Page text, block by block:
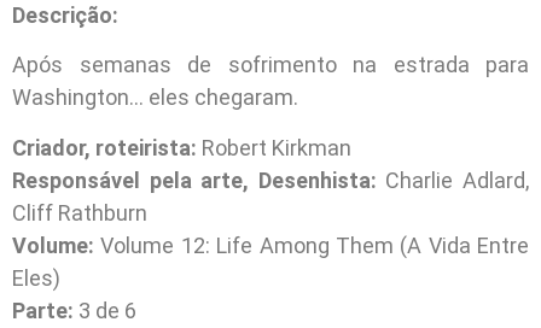
Descrição:
Após semanas de sofrimento na estrada para
Washington… eles chegaram.
Criador, roteirista: Robert Kirkman
Responsável pela arte, Desenhista: Charlie Adlard,
Cliff Rathburn
Volume: Volume 12: Life Among Them (A Vida Entre
Eles)
Parte: 3 de 6